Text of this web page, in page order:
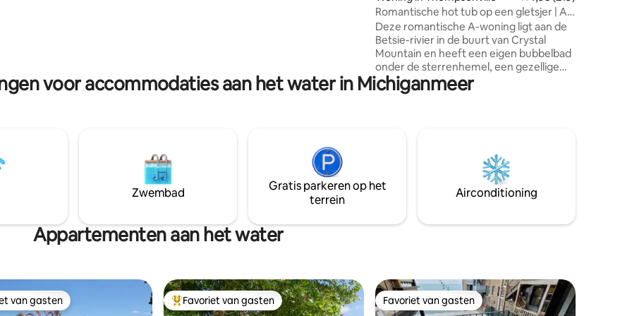
herinneringen in
buurt van het water.
Romantische hot tub op een gletsjer | A-
Frame
Deze romantische A-woning ligt aan de
Betsie-rivier in de buurt van Crystal
Mountain en heeft een eigen bubbelbad
onder de sterrenhemel, een gezellige
open haard en een slaapkamer op de
zolder met uitzicht op de rivier. Drink
die op zoek zijn naar een rustige
ontsnapping aan de rivier.
Weekenddatums zijn snel volgeboekt.
Boek vroeg om je verblijf veilig te stellen.
voor accommodaties aan het water in Michiganmeer
Zwembad
Gratis parkeren op het
terrein
Airconditioning
Appartementen aan het water
van gasten
van gasten Topfavoriet van gasten
Favoriet van gasten Favoriet van gasten
Favoriet van gasten